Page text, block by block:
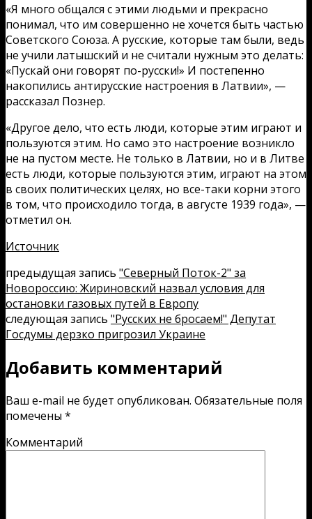
«Я много общался с этими людьми и прекрасно
понимал, что им совершенно не хочется быть частью
Советского Союза. А русские, которые там были, ведь
не учили латышский и не считали нужным это делать:
«Пускай они говорят по-русски!» И постепенно
накопились антирусские настроения в Латвии», —
рассказал Познер.
«Другое дело, что есть люди, которые этим играют и
пользуются этим. Но само это настроение возникло
не на пустом месте. Не только в Латвии, но и в Литве
есть люди, которые пользуются этим, играют на этом
в своих политических целях, но все-таки корни этого
в том, что происходило тогда, в августе 1939 года», —
отметил он.
Источник
предыдущая запись "Северный Поток-2" за
Новороссию: Жириновский назвал условия для
остановки газовых путей в Европу
следующая запись "Русских не бросаем!" Депутат
Госдумы дерзко пригрозил Украине
Добавить комментарий
Ваш e-mail не будет опубликован. Обязательные поля
помечены *
Комментарий